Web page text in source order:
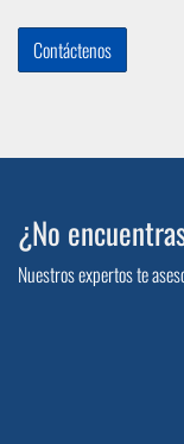
Contáctenos
¿No
Nuestros expertos te